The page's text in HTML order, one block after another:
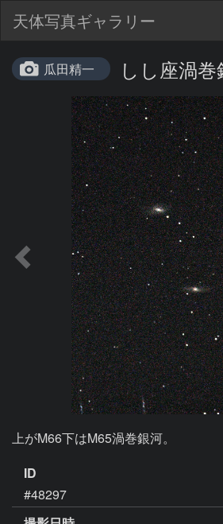
天体写真ギャラリー
瓜田精一 しし座渦
上がM66下はM65渦巻銀河。
ID
#48297